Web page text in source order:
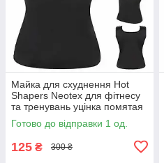
Майка для схуднення Hot
Shapers Neotex для фітнесу
та тренувань уцінка помятая
упаковка Розмір XL
Готово до відправки 1 од.
125 ₴ 300 ₴